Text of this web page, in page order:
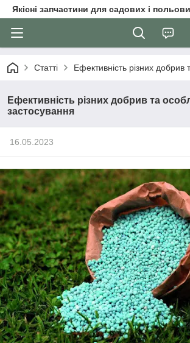
Якісні запчастини для садових і
Статті Ефективність різних добрив
Ефективність різних добрив та
застосування
16.05.2023